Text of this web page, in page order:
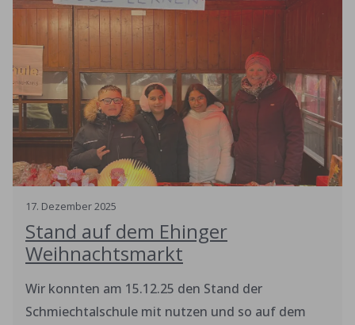
17. Dezember2025
Stand auf dem Ehinger
Weihnachtsmarkt
Wir konnten am 15.12.25 den Stand der
Schmiechtalschule mit nutzen und so auf dem